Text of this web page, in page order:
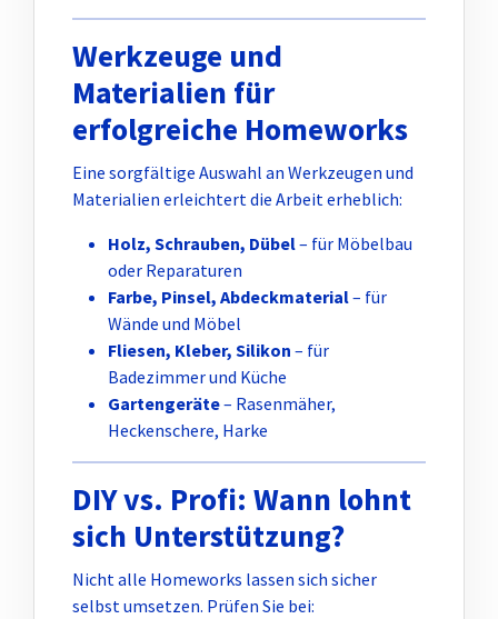
Werkzeuge und
Materialien für
erfolgreiche Homeworks
Eine sorgfältige Auswahl an Werkzeugen und
Materialien erleichtert die Arbeit erheblich:
Holz, Schrauben, Dübel– für Möbelbau
oder Reparaturen
Farbe, Pinsel, Abdeckmaterial– für
Wände und Möbel
Fliesen, Kleber, Silikon – für
Badezimmer und Küche
Gartengeräte– Rasenmäher,
Heckenschere, Harke
DIY vs. Profi: Wann lohnt
sich Unterstützung?
Nicht alle Homeworks lassen sich sicher
selbst umsetzen. Prüfen Sie bei: